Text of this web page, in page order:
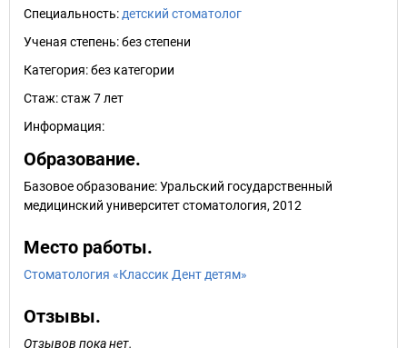
Специальность: детский стоматолог
Ученая степень:без степени
Категория:без категории
Стаж:стаж 7 лет
Информация:
Образование.
Базовое образование: Уральский государственный
медицинский университет стоматология, 2012
Место работы.
Стоматология «Классик Дент детям»
Отзывы.
Отзывов пока нет.